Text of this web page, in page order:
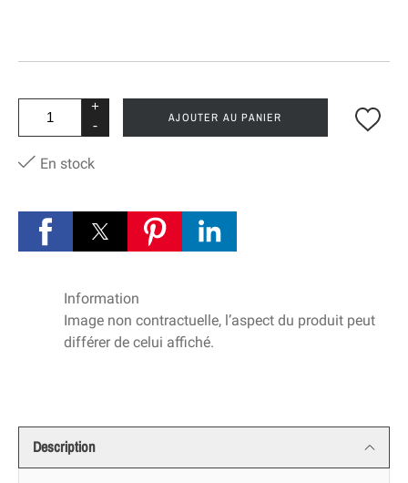
+
-
AJOUTER AU PANIER
En stock
Information
Image non contractuelle, l’aspect du produit peut
différer de celui affiché.
Description